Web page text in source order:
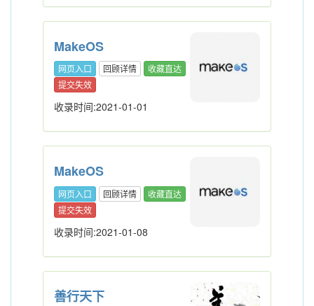
MakeOS
网页入口 回顾详情
收藏直达
提交失效
收录时间:2021-01-01
MakeOS
网页入口 回顾详情
收藏直达
提交失效
收录时间:2021-01-08
善行天下